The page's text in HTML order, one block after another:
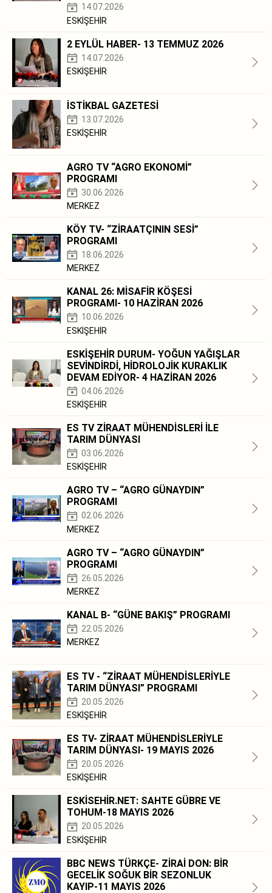
14.07.2026
ESKİŞEHİR
2 EYLÜL HABER- 13 TEMMUZ 2026
14.07.2026
ESKİŞEHİR
İSTİKBAL GAZETESİ
13.07.2026
ESKİŞEHİR
AGRO TV “AGRO EKONOMİ”
PROGRAMI
30.06.2026
MERKEZ
KÖY TV- “ZİRAATÇININ SESİ”
PROGRAMI
18.06.2026
MERKEZ
KANAL 26: MİSAFİR KÖŞESİ
PROGRAMI- 10 HAZİRAN 2026
10.06.2026
ESKİŞEHİR
ESKİŞEHİR DURUM- YOĞUN YAĞIŞLAR
SEVİNDİRDİ, HİDROLOJİK KURAKLIK
DEVAM EDİYOR- 4 HAZİRAN 2026
04.06.2026
ESKİŞEHİR
ES TV ZİRAAT MÜHENDİSLERİ İLE
TARIM DÜNYASI
03.06.2026
ESKİŞEHİR
AGRO TV – “AGRO GÜNAYDIN”
PROGRAMI
02.06.2026
MERKEZ
AGRO TV – “AGRO GÜNAYDIN”
PROGRAMI
26.05.2026
MERKEZ
KANAL B- “GÜNE BAKIŞ” PROGRAMI
22.05.2026
MERKEZ
ES TV - “ZİRAAT MÜHENDİSLERİYLE
TARIM DÜNYASI” PROGRAMI
20.05.2026
ESKİŞEHİR
ES TV- ZİRAAT MÜHENDİSLERİYLE
TARIM DÜNYASI- 19 MAYIS 2026
20.05.2026
ESKİŞEHİR
ESKİSEHİR.NET: SAHTE GÜBRE VE
TOHUM-18 MAYIS 2026
20.05.2026
ESKİŞEHİR
BBC NEWS TÜRKÇE- ZİRAİ DON: BİR
GECELİK SOĞUK BİR SEZONLUK
KAYIP-11 MAYIS 2026